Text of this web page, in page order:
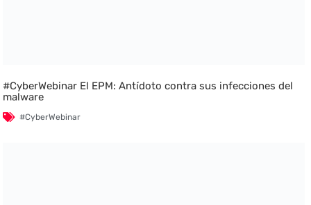
#CyberWebinar El EPM: Antídoto contra sus infecciones del
malware
#CyberWebinar